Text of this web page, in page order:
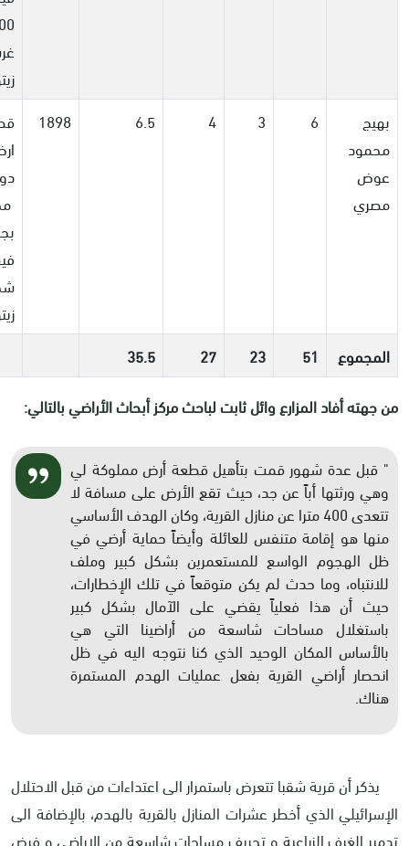
بهيج
محمود
عوض
مصري
6
3
4
6.5
1898
المجموع
51
23
27
35.5
من جهته أفاد المزارع وائل ثابت لباحث مركز أبحاث الأراضي بالتالي:
" قبل عدة شهور قمت بتأهيل قطعة أرض مملوكة لي
وهي ورثتها أباً عن جد، حيث تقع الأرض على مسافة لا
تتعدى 400 مترا عن منازل القرية، وكان الهدف الأساسي
منها هو إقامة متنفس للعائلة وأيضاً حماية أرضي في
ظل الهجوم الواسع للمستعمرين بشكل كبير وملف
للانتباه، وما حدث لم يكن متوقعاً في تلك الإخطارات،
حيث أن هذا فعلياً يقضي على الآمال بشكل كبير
باستغلال مساحات شاسعة من أراضينا التي هي
بالأساس المكان الوحيد الذي كنا نتوجه اليه في ظل
انحصار أراضي القرية بفعل عمليات الهدم المستمرة
هناك.
يذكر أن قرية شقبا تتعرض باستمرار الى اعتداءات من قبل الاحتلال
الإسرائيلي الذي أخطر عشرات المنازل بالقرية بالهدم، بالإضافة الى
تدمير الغرف الزراعية و تجريف مساحات شاسعة من الاراضي و فرض